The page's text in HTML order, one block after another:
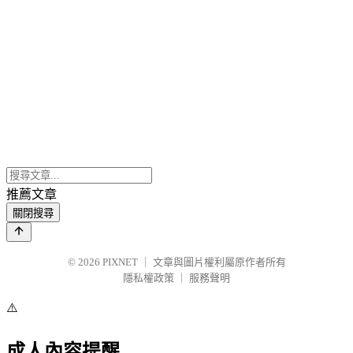
推薦文章
關閉搜尋
© 2026 PIXNET
文章與圖片權利屬原作者所有
隱私權政策
服務聲明
⚠️